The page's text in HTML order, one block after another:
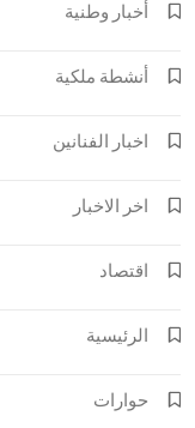
أخبار وطنية
أنشطة ملكية
اخبار الفنانين
اخر الاخبار
اقتصاد
الرئيسية
حوارات